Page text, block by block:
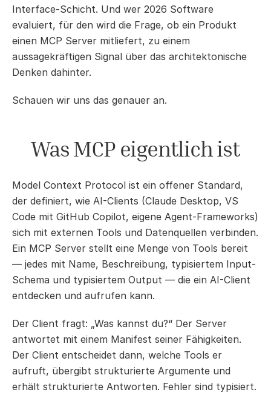
Interface-Schicht. Und wer 2026 Software
evaluiert, für den wird die Frage, ob ein Produkt
einen MCP Server mitliefert, zu einem
aussagekräftigen Signal über das architektonische
Denken dahinter.
Schauen wir uns das genauer an.
Was MCP eigentlich ist
Model Context Protocol ist ein offener Standard,
der definiert, wie AI-Clients (Claude Desktop, VS
Code mit GitHub Copilot, eigene Agent-Frameworks)
sich mit externen Tools und Datenquellen verbinden.
Ein MCP Server stellt eine Menge von Tools bereit
— jedes mit Name, Beschreibung, typisiertem Input-
Schema und typisiertem Output — die ein AI-Client
entdecken und aufrufen kann.
Der Client fragt: „Was kannst du?“ Der Server
antwortet mit einem Manifest seiner Fähigkeiten.
Der Client entscheidet dann, welche Tools er
aufruft, übergibt strukturierte Argumente und
erhält strukturierte Antworten. Fehler sind typisiert.